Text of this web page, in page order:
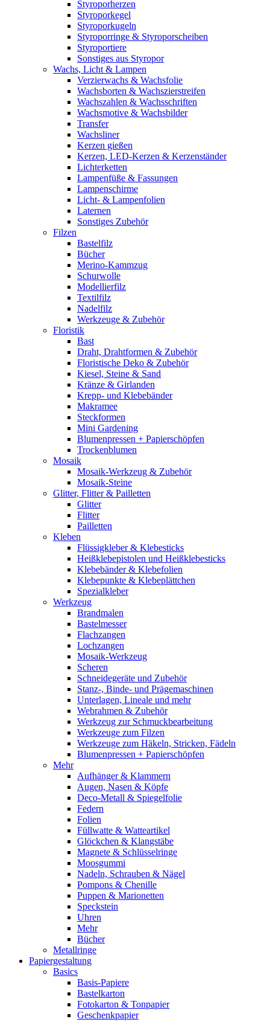
Styroporherzen
Styroporkegel
Styroporkugeln
Styroporringe & Styroporscheiben
Styroportiere
Sonstiges aus Styropor
Wachs, Licht & Lampen
Verzierwachs & Wachsfolie
Wachsborten & Wachszierstreifen
Wachszahlen & Wachsschriften
Wachsmotive & Wachsbilder
Transfer
Wachsliner
Kerzen gießen
Kerzen, LED-Kerzen & Kerzenständer
Lichterketten
Lampenfüße & Fassungen
Lampenschirme
Licht- & Lampenfolien
Laternen
Sonstiges Zubehör
Filzen
Bastelfilz
Bücher
Merino-Kammzug
Schurwolle
Modellierfilz
Textilfilz
Nadelfilz
Werkzeuge & Zubehör
Floristik
Bast
Draht, Drahtformen & Zubehör
Floristische Deko & Zubehör
Kiesel, Steine & Sand
Kränze & Girlanden
Krepp- und Klebebänder
Makramee
Steckformen
Mini Gardening
Blumenpressen + Papierschöpfen
Trockenblumen
Mosaik
Mosaik-Werkzeug & Zubehör
Mosaik-Steine
Glitter, Flitter & Pailletten
Glitter
Flitter
Pailletten
Kleben
Flüssigkleber & Klebesticks
Heißklebepistolen und Heißklebesticks
Klebebänder & Klebefolien
Klebepunkte & Klebeplättchen
Spezialkleber
Werkzeug
Brandmalen
Bastelmesser
Flachzangen
Lochzangen
Mosaik-Werkzeug
Scheren
Schneidegeräte und Zubehör
Stanz-, Binde- und Prägemaschinen
Unterlagen, Lineale und mehr
Webrahmen & Zubehör
Werkzeug zur Schmuckbearbeitung
Werkzeuge zum Filzen
Werkzeuge zum Häkeln, Stricken, Fädeln
Blumenpressen + Papierschöpfen
Mehr
Aufhänger & Klammern
Augen, Nasen & Köpfe
Deco-Metall & Spiegelfolie
Federn
Folien
Füllwatte & Watteartikel
Glöckchen & Klangstäbe
Magnete & Schlüsselringe
Moosgummi
Nadeln, Schrauben & Nägel
Pompons & Chenille
Puppen & Marionetten
Speckstein
Uhren
Mehr
Bücher
Metallringe
Papiergestaltung
Basics
Basis-Papiere
Bastelkarton
Fotokarton & Tonpapier
Geschenkpapier